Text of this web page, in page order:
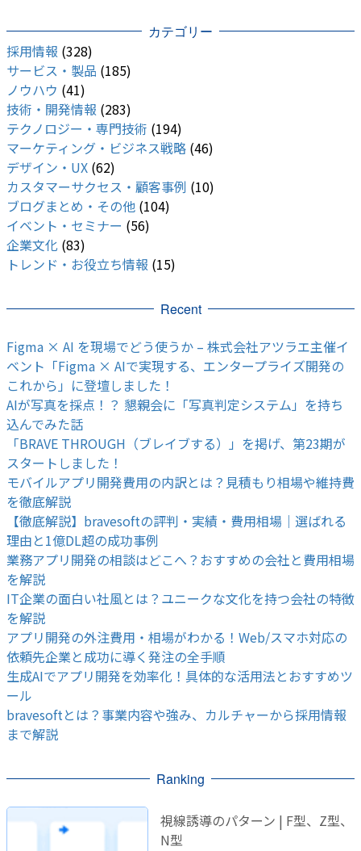
カテゴリー
採用情報 (328)
サービス・製品 (185)
ノウハウ (41)
技術・開発情報 (283)
テクノロジー・専門技術 (194)
マーケティング・ビジネス戦略 (46)
デザイン・UX (62)
カスタマーサクセス・顧客事例 (10)
ブログまとめ・その他 (104)
イベント・セミナー (56)
企業文化 (83)
トレンド・お役立ち情報 (15)
Recent
Figma × AI を現場でどう使うか – 株式会社アツラエ主催イ
ベント「Figma × AIで実現する、エンタープライズ開発の
これから」に登壇しました！
AIが写真を採点！？ 懇親会に「写真判定システム」を持ち
込んでみた話
「BRAVE THROUGH（ブレイブする）」を掲げ、第23期が
スタートしました！
モバイルアプリ開発費用の内訳とは？見積もり相場や維持費
を徹底解説
【徹底解説】bravesoftの評判・実績・費用相場｜選ばれる
理由と1億DL超の成功事例
業務アプリ開発の相談はどこへ？おすすめの会社と費用相場
を解説
IT企業の面白い社風とは？ユニークな文化を持つ会社の特徴
を解説
アプリ開発の外注費用・相場がわかる！Web/スマホ対応の
依頼先企業と成功に導く発注の全手順
生成AIでアプリ開発を効率化！具体的な活用法とおすすめツ
ール
bravesoftとは？事業内容や強み、カルチャーから採用情報
まで解説
Ranking
視線誘導のパターン | F型、Z型、
N型